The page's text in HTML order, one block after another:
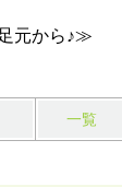
元から♪≫
一覧